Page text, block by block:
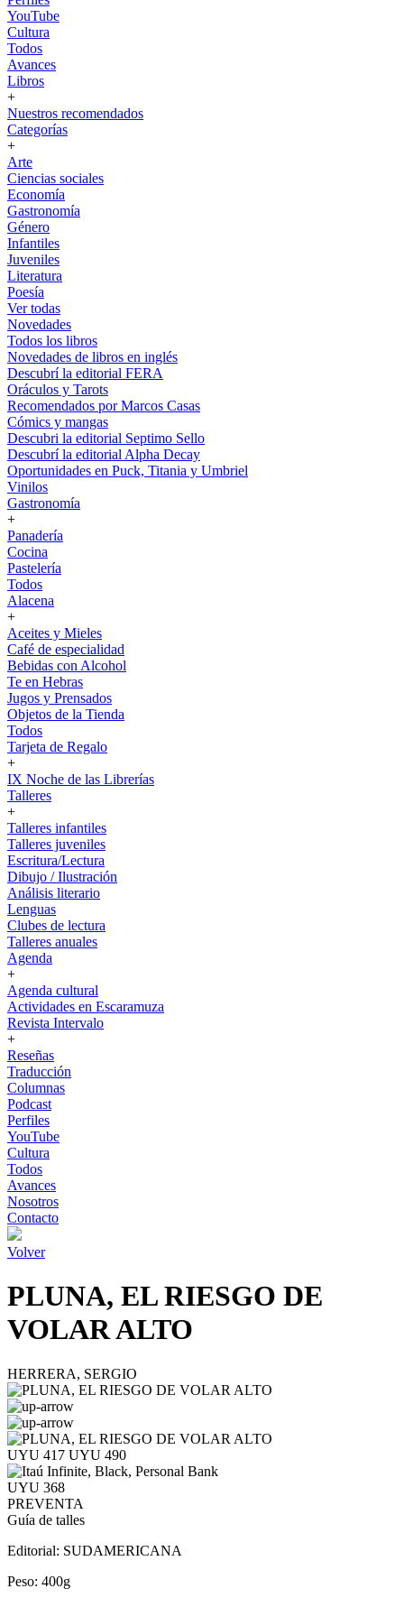
YouTube
Cultura
Todos
Avances
Libros
+
Nuestros recomendados
Categorías
+
Arte
Ciencias sociales
Economía
Gastronomía
Género
Infantiles
Juveniles
Literatura
Poesía
Ver todas
Novedades
Todos los libros
Novedades de libros en inglés
Descubrí la editorial FERA
Oráculos y Tarots
Recomendados por Marcos Casas
Cómics y mangas
Descubri la editorial Septimo Sello
Descubrí la editorial Alpha Decay
Oportunidades en Puck, Titania y Umbriel
Vinilos
Gastronomía
+
Panadería
Cocina
Pastelería
Todos
Alacena
+
Aceites y Mieles
Café de especialidad
Bebidas con Alcohol
Te en Hebras
Jugos y Prensados
Objetos de la Tienda
Todos
Tarjeta de Regalo
+
IX Noche de las Librerías
Talleres
+
Talleres infantiles
Talleres juveniles
Escritura/Lectura
Dibujo / Ilustración
Análisis literario
Lenguas
Clubes de lectura
Talleres anuales
Agenda
+
Agenda cultural
Actividades en Escaramuza
Revista Intervalo
+
Reseñas
Traducción
Columnas
Podcast
Perfiles
YouTube
Cultura
Todos
Avances
Nosotros
Contacto
Volver
PLUNA, EL RIESGO DE
VOLAR ALTO
HERRERA, SERGIO
UYU 417 UYU 490
UYU 368
PREVENTA
Guía de talles
Editorial: SUDAMERICANA
Peso: 400g